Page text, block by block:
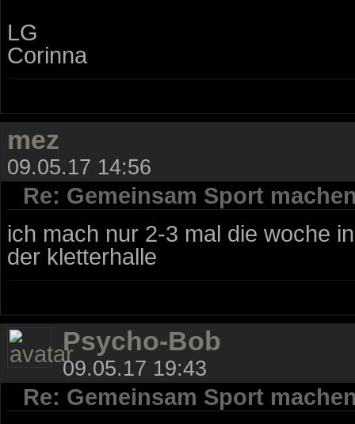
LG
Corinna
mez
09.05.17 14:56
Re: Gemeinsam Sport
ich mach nur 2-3 mal die woche
der kletterhalle
Psycho-Bob
09.05.17 19:43
Re: Gemeinsam Sport